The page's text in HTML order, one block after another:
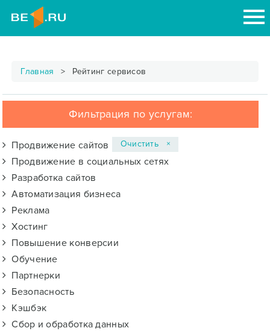
Главная Рейтинг сервисов
Фильтрация по услугам:
Продвижение сайтов
Продвижение в социальных сетях
Разработка сайтов
Автоматизация бизнеса
Реклама
Хостинг
Повышение конверсии
Обучение
Партнерки
Безопасность
Кэшбэк
Сбор и обработка данных
Очистить ×